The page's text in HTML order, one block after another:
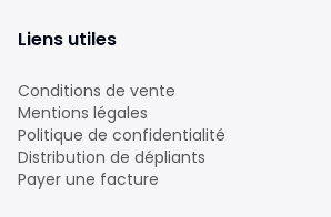
Liens utiles
Conditions de vente
Mentions légales
Politique de confidentialité
Distribution de dépliants
Payer une facture